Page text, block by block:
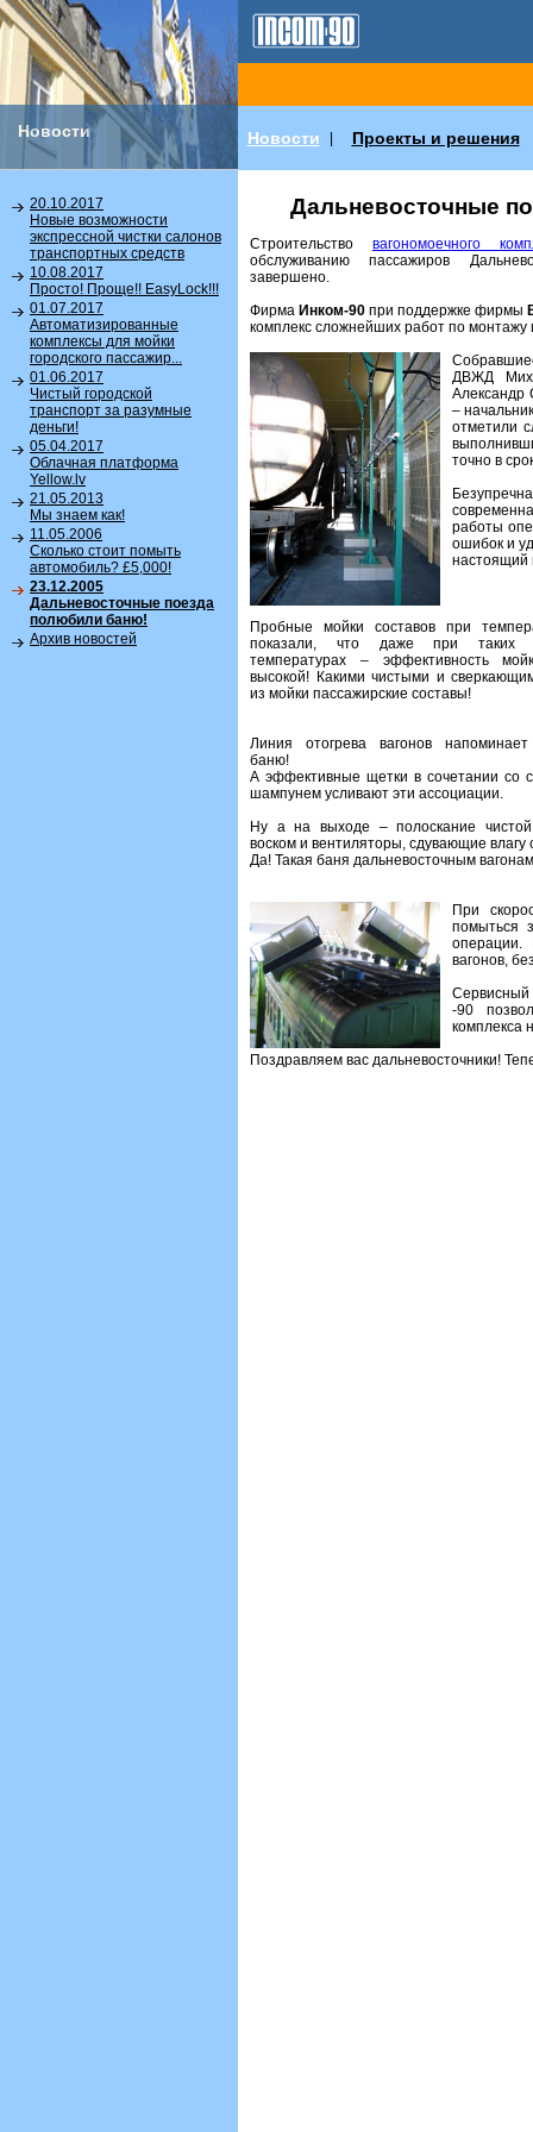
Новости Новости Проекты и решения
20.10.2017
Новые возможности
экспрессной чистки салонов
транспортных средств
10.08.2017
Просто! Проще!! EasyLock!!!
01.07.2017
Автоматизированные
комплексы для мойки
городского пассажир...
01.06.2017
Чистый городской
транспорт за разумные
деньги!
05.04.2017
Облачная платформа
Yellow.lv
21.05.2013
Мы знаем как!
11.05.2006
Сколько стоит помыть
автомобиль? £5,000!
23.12.2005
Дальневосточные поезда
полюбили баню!
Архив новостей
Дальневосточные
Строительство вагономоечного
обслуживанию пассажиров
завершено.
Фирма Инком-90 при поддержке фирмы
комплекс сложнейших работ по монтажу
ДВЖД
Александр
–
отметили
точно в
работы
ошибок и
настоящий
Пробные мойки составов при
показали, что даже при таких
температурах – эффективность
высокой! Какими чистыми и
из мойки пассажирские составы!
Линия отогрева вагонов
баню!
А эффективные щетки в сочетании со
шампунем усливают эти ассоциации.
Ну а на выходе – полоскание
воском и вентиляторы, сдувающие влагу
Да! Такая баня дальневосточным
При
помыться
операции.
вагонов,
-90
комплекса
Поздравляем вас дальневосточники!